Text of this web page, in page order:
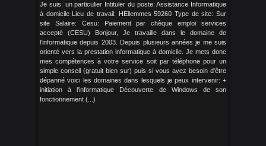
Je suis: un particulier Intituler du poste: Assistance Informatique
à domicile Lieu de travail: HEllemmes 59260 Type de site: Sur
site Salaire: Cesu: Paiement par chèque emploi services
accepté (CESU) Bonjour, Je travaille dans le domaine de
l'informatique depuis 2003. Depuis plusieurs années je me suis
orienté vers la prestation informatique à domicile. Je mets donc
mes compétences à votre service soit par téléphone pour un
simple conseil (gratuit bien sur) puis si vous avez besoin d'être
dépanné voici les domaines dans lesquels je peux intervenir: +
initiation à l'informatique Découverte de Windows de son
fonctionnement (...)